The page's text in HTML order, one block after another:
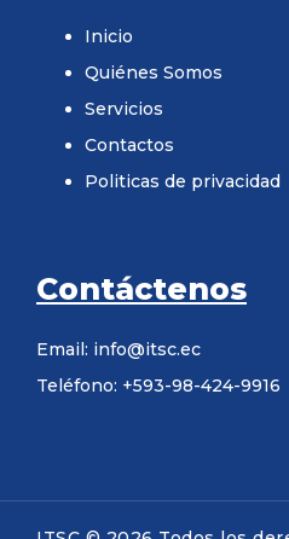
Inicio
Quiénes Somos
Servicios
Contactos
Politicas de privacidad
Contáctenos
Email: info@itsc.ec
Teléfono: +593-98-424-9916